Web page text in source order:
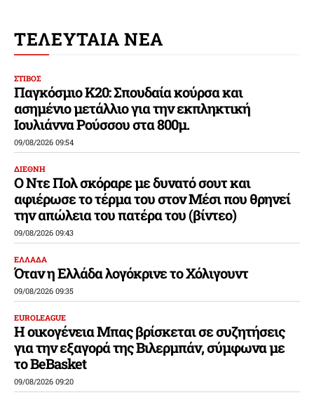
ΤΕΛΕΥΤΑΙΑ ΝΕΑ
ΣΤΙΒΟΣ
Παγκόσμιο Κ20: Σπουδαία κούρσα και
ασημένιο μετάλλιο για την εκπληκτική
Ιουλιάννα Ρούσσου στα 800μ.
09/08/2026 09:54
ΔΙΕΘΝΗ
Ο Ντε Πολ σκόραρε με δυνατό σουτ και
αφιέρωσε το τέρμα του στον Μέσι που θρηνεί
την απώλεια του πατέρα του (βίντεο)
09/08/2026 09:43
ΕΛΛΑΔΑ
Όταν η Ελλάδα λογόκρινε το Χόλιγουντ
09/08/2026 09:35
EUROLEAGUE
Η οικογένεια Μπας βρίσκεται σε συζητήσεις
για την εξαγορά της Βιλερμπάν, σύμφωνα με
το BeBasket
09/08/2026 09:20